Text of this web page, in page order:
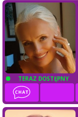
TERAZ DOSTĘPNY